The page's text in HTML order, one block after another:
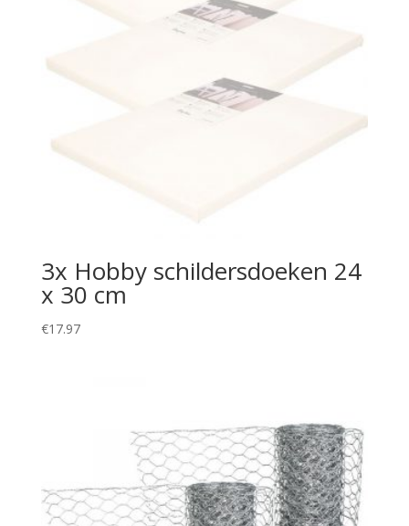
3x Hobby schildersdoeken 24
x 30 cm
€17.97